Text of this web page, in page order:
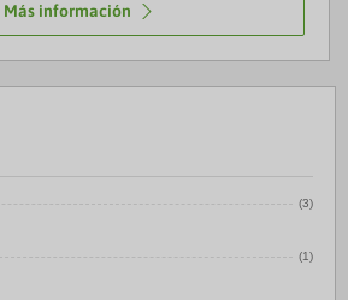
Más información
(3)
(1)